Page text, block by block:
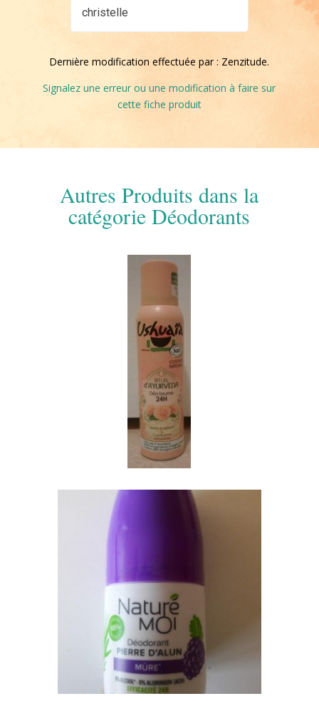
christelle
Dernière modification effectuée par : Zenzitude.
Signalez une erreur ou une modification à faire sur
cette fiche produit
Autres Produits dans la
catégorie Déodorants